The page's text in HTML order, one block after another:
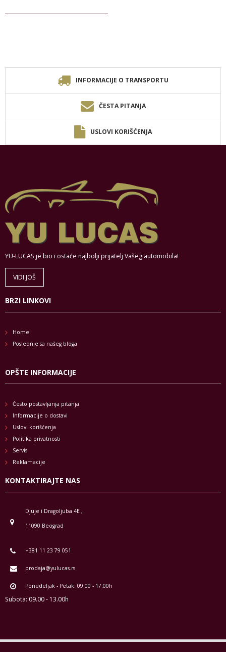
INFORMACIJE O TRANSPORTU
ČESTA PITANJA
USLOVI KORIŠĆENJA
YU-LUCAS je bio i ostaće najbolji prijatelj Vašeg automobila!
VIDI JOŠ
BRZI LINKOVI
Home
Poslednje sa našeg bloga
OPŠTE INFORMACIJE
Često postavljanja pitanja
Informacije o dostavi
Uslovi korišćenja
Politika privatnosti
Servisi
Reklamacije
KONTAKTIRAJTE NAS
Djuje i Dragoljuba 4E ,
11090 Beograd
+381 11 23 79 051
prodaja@yulucas.rs
Ponedeljak - Petak: 09.00 - 17.00h
Subota: 09.00 - 13.00h